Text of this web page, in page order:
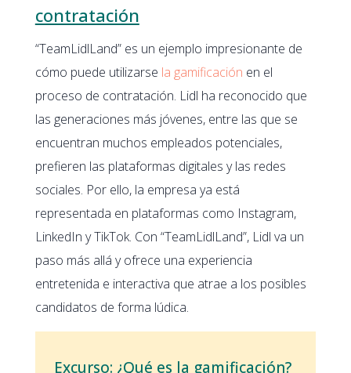
contratación
“TeamLidlLand” es un ejemplo impresionante de
cómo puede utilizarse la gamificación en el
proceso de contratación. Lidl ha reconocido que
las generaciones más jóvenes, entre las que se
encuentran muchos empleados potenciales,
prefieren las plataformas digitales y las redes
sociales. Por ello, la empresa ya está
representada en plataformas como Instagram,
LinkedIn y TikTok. Con “TeamLidlLand”, Lidl va un
paso más allá y ofrece una experiencia
entretenida e interactiva que atrae a los posibles
candidatos de forma lúdica.
Excurso: ¿Qué es la gamificación?